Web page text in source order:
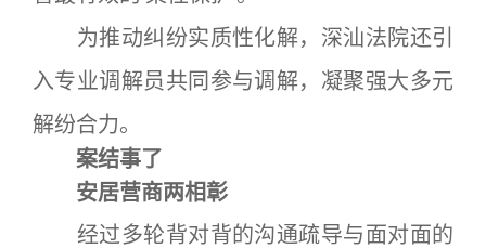
为推动纠纷实质性化解，深汕法院还引
入专业调解员共同参与调解，凝聚强大多元
解纷合力。
案结事了
安居营商两相彰
经过多轮背对背的沟通疏导与面对面的